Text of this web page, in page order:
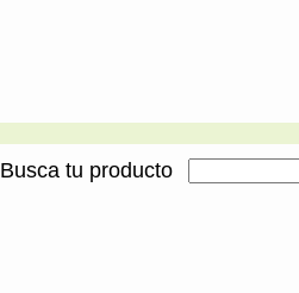
Busca tu producto